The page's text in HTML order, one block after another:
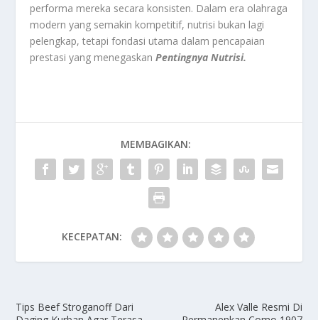
performa mereka secara konsisten. Dalam era olahraga
modern yang semakin kompetitif, nutrisi bukan lagi
pelengkap, tetapi fondasi utama dalam pencapaian
prestasi yang menegaskanPentingnya Nutrisi.
MEMBAGIKAN:
KECEPATAN:
Tips Beef Stroganoff Dari
Alex Valle Resmi Di